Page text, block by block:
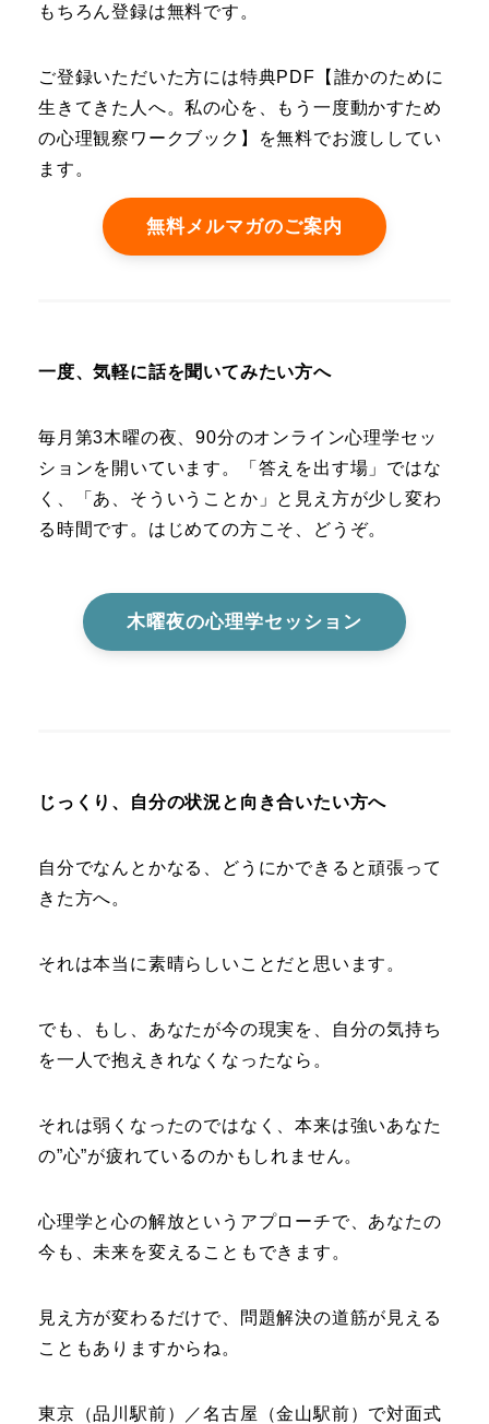
もちろん登録は無料です。
ご登録いただいた方には特典PDF【誰かのために
生きてきた人へ。私の心を、もう一度動かすため
の心理観察ワークブック】を無料でお渡ししてい
ます。
無料メルマガのご案内
一度、気軽に話を聞いてみたい方へ
毎月第3木曜の夜、90分のオンライン心理学セッ
ションを開いています。「答えを出す場」ではな
く、「あ、そういうことか」と見え方が少し変わ
る時間です。はじめての方こそ、どうぞ。
木曜夜の心理学セッション
じっくり、自分の状況と向き合いたい方へ
自分でなんとかなる、どうにかできると頑張って
きた方へ。
それは本当に素晴らしいことだと思います。
でも、もし、あなたが今の現実を、自分の気持ち
を一人で抱えきれなくなったなら。
それは弱くなったのではなく、本来は強いあなた
の”心”が疲れているのかもしれません。
心理学と心の解放というアプローチで、あなたの
今も、未来を変えることもできます。
見え方が変わるだけで、問題解決の道筋が見える
こともありますからね。
東京（品川駅前）／名古屋（金山駅前）で対面式